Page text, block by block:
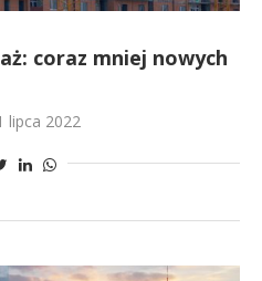
coraz mniej nowych
lipca 2022